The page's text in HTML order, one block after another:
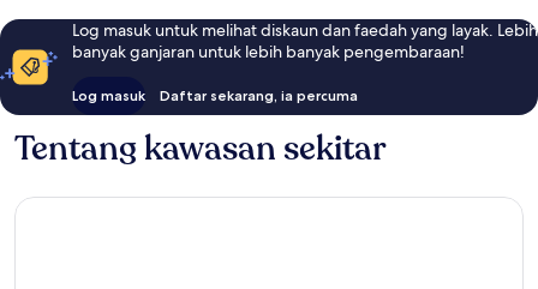
Log masuk untuk melihat diskaun dan faedah yang layak. Lebih
banyak ganjaran untuk lebih banyak pengembaraan!
Log masuk Daftar sekarang, ia percuma
Tentang kawasan sekitar